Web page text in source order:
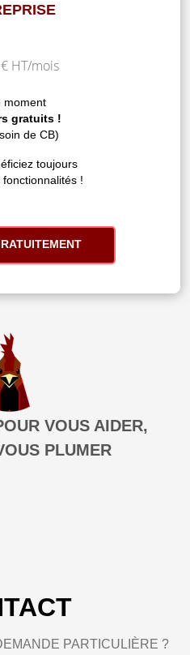
€ HT/mois
moment
gratuits !
de CB)
toujours
!
VOUS AIDER,
PLUMER
PARTICULIÈRE ?